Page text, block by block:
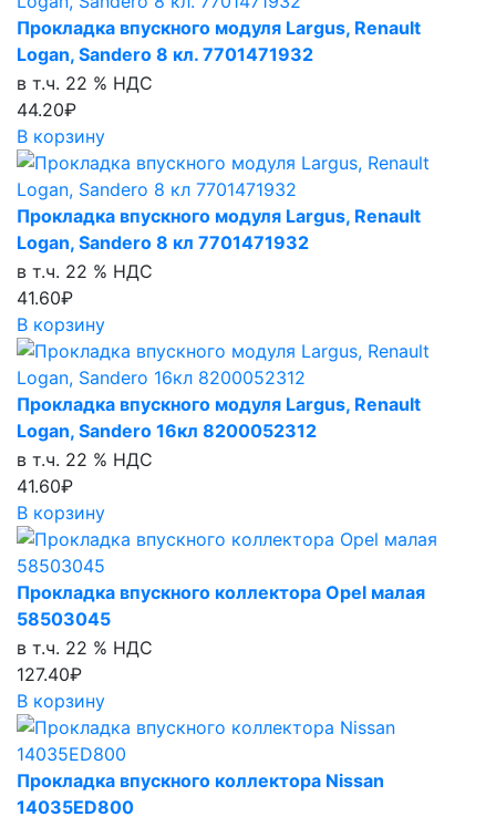
Прокладка впускного модуля Largus, Renault
Logan, Sandero 8 кл. 7701471932
в т.ч. 22 % НДС
44.20₽
В корзину
Прокладка впускного модуля Largus, Renault
Logan, Sandero 8 кл 7701471932
в т.ч. 22 % НДС
41.60₽
В корзину
Прокладка впускного модуля Largus, Renault
Logan, Sandero 16кл 8200052312
в т.ч. 22 % НДС
41.60₽
В корзину
Прокладка впускного коллектора Opel малая
58503045
в т.ч. 22 % НДС
127.40₽
В корзину
Прокладка впускного коллектора Nissan
14035ED800